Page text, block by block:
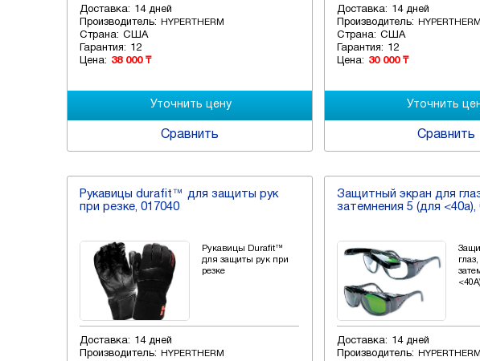
Доставка:
14 дней
Производитель:
HYPERTHERM
Страна: США
Гарантия:
12
Цена: 38 000 ₸
Сравнить
Доставка:
14 дней
Производитель:
HYPERTHERM
Страна: США
Гарантия:
12
Цена: 30 000 ₸
Сравнить
Рукавицы durafit™ для защиты рук
при резке, 017040
Рукавицы Durafit™
для защиты рук при
резке
Доставка: 14 дней
Производитель:
HYPERTHERM
Защитный экран для
затемнения 5 (для <40a),
Доставка: 14 дней
Производитель:
HYPERTHERM